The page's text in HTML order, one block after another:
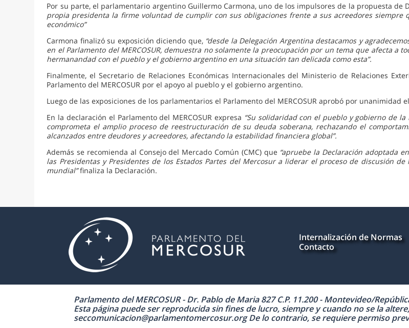
Por su parte, el parlamentario argentino Guillermo Carmona, uno de los impulsores de la propuesta de
propia presidenta la firme voluntad de cumplir con sus obligaciones frente a sus acreedores
económico”
Carmona finalizó su exposición diciendo que, “desde la Delegación Argentina destacamos y
en el Parlamento del MERCOSUR, demuestra no solamente la preocupación por un tema que afecta
hermanandad con el pueblo y el gobierno argentino en una situación tan delicada como esta”.
Finalmente, el Secretario de Relaciones Económicas Internacionales del Ministerio de Relaciones
Parlamento del MERCOSUR por el apoyo al pueblo y el gobierno argentino.
Luego de las exposiciones de los parlamentarios el Parlamento del MERCOSUR aprobó por unanimidad
En la declaración el Parlamento del MERCOSUR expresa “Su solidaridad con el pueblo y gobierno de
comprometa el amplio proceso de reestructuración de su deuda soberana, rechazando el
alcanzados entre deudores y acreedores, afectando la estabilidad financiera global”.
Además se recomienda al Consejo del Mercado Común (CMC) que “apruebe la Declaración adoptada
las Presidentas y Presidentes de los Estados Partes del Mercosur a liderar el proceso de discusión
mundial”finaliza la Declaración.
Internalización de Normas
Contacto
Parlamento del MERCOSUR - Dr. Pablo de Maria 827 C.P. 11.200 - Montevideo/
Esta página puede ser reproducida sin fines de lucro, siempre y cuando no se la
seccomunicacion@parlamentomercosur.org De lo contrario, se requiere permiso